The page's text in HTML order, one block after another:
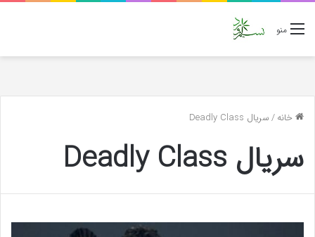
منو
خانه/سریال Deadly Class
سریال Deadly Class